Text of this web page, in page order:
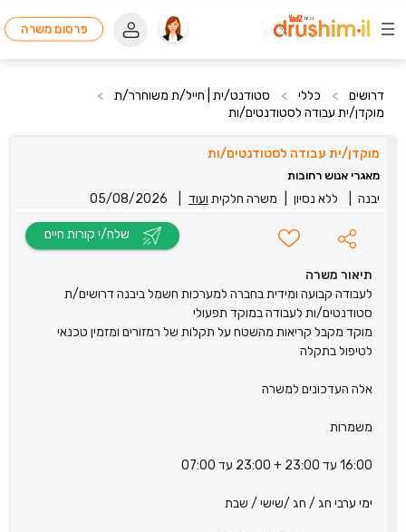
פרסום משרה
דרושים > כללי > סטודנט/ית | חייל/ת משוחרר/ת
>
מוקדן/ית עבודה לסטודנטים/ות
מוקדן/ית עבודה לסטודנטים/ות
מאגרי אנוש רחובות
יבנה ללא נסיון משרה חלקית ועוד 05/08/2026
תיאור משרה
לעבודה קבועה ומידית בחברה למערכות חשמל ביבנה דרושים/ת
סטודנטים/ות לעבודה במוקד תפעולי
מוקד מקבל קריאות מהשטח על תקלות של רמזורים ומזמין טכנאי
לטיפול בתקלה
אלה העדכונים למשרה
משמרות
16:00 עד 23:00 + 23:00 עד 07:00
ימי ערבי חג / חג /שישי / שבת